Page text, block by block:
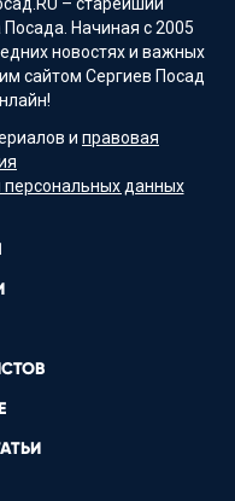
Начиная с 2005
новостях и важных
сайтом Сергиев Посад
и правовая
персональных данных